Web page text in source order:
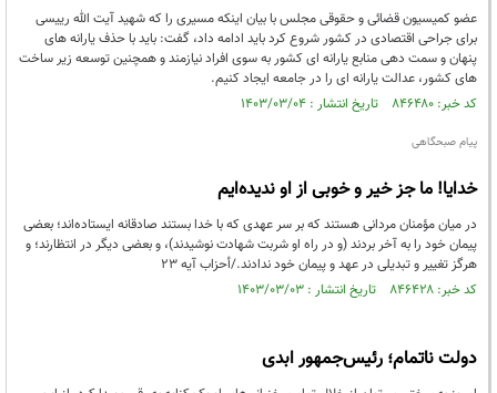
عضو کمیسیون قضائی و حقوقی مجلس با بیان اینکه مسیری را که شهید آیت الله رییسی
برای جراحی اقتصادی در کشور شروع کرد باید ادامه داد، گفت: باید با حذف یارانه های
پنهان و سمت دهی منابع یارانه ای کشور به سوی افراد نیازمند و همچنین توسعه زیر ساخت
های کشور، عدالت یارانه ای را در جامعه ایجاد کنیم.
کد خبر: ۸۴۶۴۸۰ تاریخ انتشار : ۱۴۰۳/۰۳/۰۴
پیام صبحگاهی
خدایا! ما جز خیر و خوبی از او ندیده‌ایم
در میان مؤمنان مردانی هستند که بر سر عهدی که با خدا بستند صادقانه ایستاده‌اند؛ بعضی
پیمان خود را به آخر بردند (و در راه او شربت شهادت نوشیدند)، و بعضی دیگر در انتظارند؛ و
هرگز تغییر و تبدیلی در عهد و پیمان خود ندادند./أحزاب آیه ۲۳
کد خبر: ۸۴۶۴۲۸ تاریخ انتشار : ۱۴۰۳/۰۳/۰۳
دولت ناتمام؛ رئیس‌جمهور ابدی